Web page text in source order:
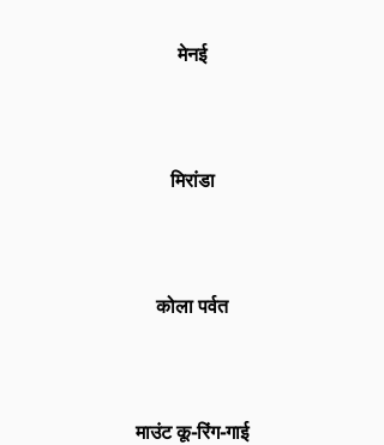
मेनई
मिरांडा
कोला पर्वत
माउंट कू-रिंग-गाई